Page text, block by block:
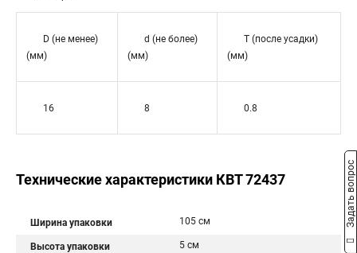
D (не менее)
(мм)
d (не более)
(мм)
T (после усадки)
(мм)
16 8 0.8
Технические характеристики КВТ 72437
Ширина упаковки 105 см
Высота упаковки 5 см
Задать вопрос